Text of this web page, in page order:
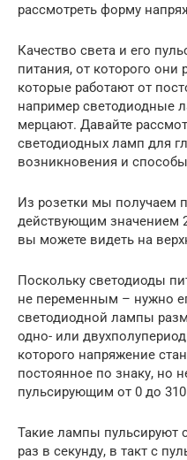
рассмотреть форму
Качество света и его
питания, от которого они
которые работают от
например светодиодные
мерцают. Давайте
светодиодных ламп для
возникновения и
Из розетки мы получаем
действующим значением
вы можете видеть на
Поскольку светодиоды
не переменным – нужно
светодиодной лампы
одно- или
которого напряжение
постоянное по знаку, но
пульсирующим от 0 до
Такие лампы пульсируют
раз в секунду, в такт с